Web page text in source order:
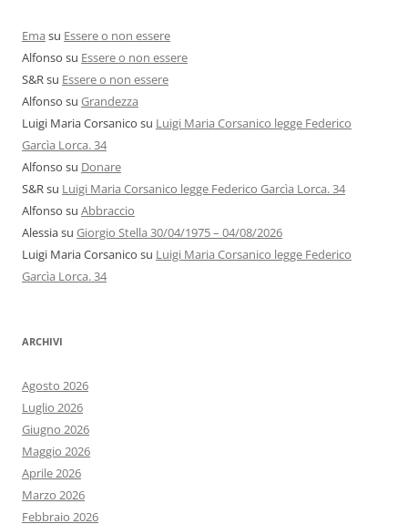
Ema su Essere o non essere
Alfonso su Essere o non essere
S&Rsu Essere o non essere
Alfonso su Grandezza
Luigi Maria Corsanico su Luigi Maria Corsanico legge Federico
Garcìa Lorca. 34
Alfonso su Donare
S&Rsu Luigi Maria Corsanico legge Federico Garcìa Lorca. 34
Alfonso su Abbraccio
Alessiasu Giorgio Stella 30/04/1975 – 04/08/2026
Luigi Maria Corsanico su Luigi Maria Corsanico legge Federico
Garcìa Lorca. 34
ARCHIVI
Agosto 2026
Luglio 2026
Giugno 2026
Maggio 2026
Aprile 2026
Marzo 2026
Febbraio 2026